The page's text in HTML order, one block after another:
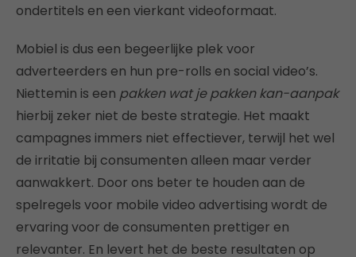
ondertitels en een vierkant videoformaat.
Mobiel is dus een begeerlijke plek voor
adverteerders en hun pre-rolls en social video’s.
Niettemin is een pakken wat je pakken kan-aanpak
hierbij zeker niet de beste strategie. Het maakt
campagnes immers niet effectiever, terwijl het wel
de irritatie bij consumenten alleen maar verder
aanwakkert. Door ons beter te houden aan de
spelregels voor mobile video advertising wordt de
ervaring voor de consumenten prettiger en
relevanter. En levert het de beste resultaten op